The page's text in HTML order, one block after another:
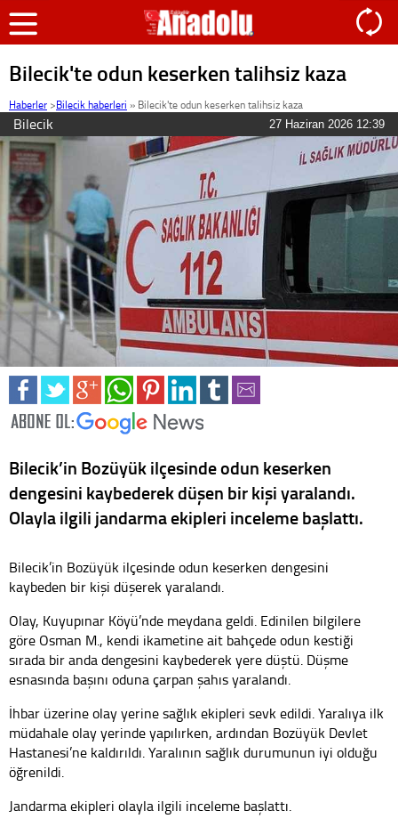
Bilecik'te odun keserken talihsiz kaza
Haberler >Bilecik haberleri » Bilecik'te odun keserken talihsiz kaza
Bilecik 27 Haziran 2026 12:39
Bilecik’in Bozüyük ilçesinde odun keserken
dengesini kaybederek düşen bir kişi yaralandı.
Olayla ilgili jandarma ekipleri inceleme başlattı.
Bilecik’in Bozüyük ilçesinde odun keserken dengesini
kaybeden bir kişi düşerek yaralandı.
Olay, Kuyupınar Köyü’nde meydana geldi. Edinilen bilgilere
göre Osman M., kendi ikametine ait bahçede odun kestiği
sırada bir anda dengesini kaybederek yere düştü. Düşme
esnasında başını oduna çarpan şahıs yaralandı.
İhbar üzerine olay yerine sağlık ekipleri sevk edildi. Yaralıya ilk
müdahale olay yerinde yapılırken, ardından Bozüyük Devlet
Hastanesi’ne kaldırıldı. Yaralının sağlık durumunun iyi olduğu
öğrenildi.
Jandarma ekipleri olayla ilgili inceleme başlattı.